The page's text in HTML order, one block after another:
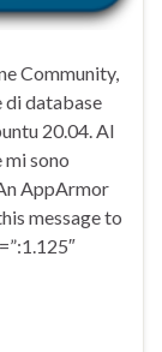
Community,
di database
20.04. Al
mi sono
AppArmor
message to